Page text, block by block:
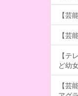
【芸
【芸
【テ
ど幼
【芸